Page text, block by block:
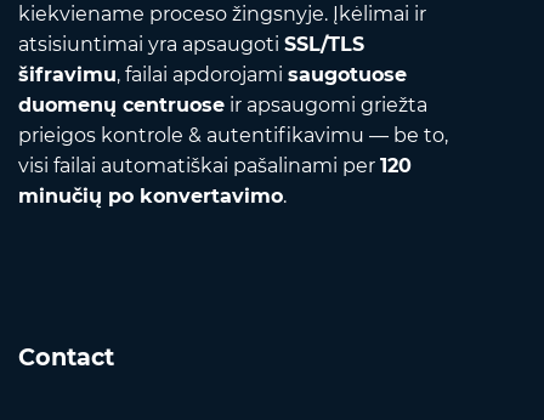
kiekviename proceso žingsnyje. Įkėlimai ir
atsisiuntimai yra apsaugoti SSL/TLS
šifravimu, failai apdorojami saugotuose
duomenų centruose ir apsaugomi griežta
prieigos kontrole & autentifikavimu — be to,
visi failai automatiškai pašalinami per 120
minučių po konvertavimo.
Contact